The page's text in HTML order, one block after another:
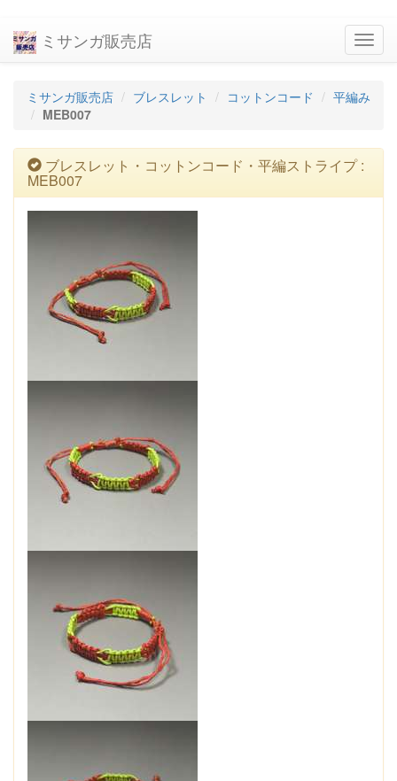
ミサンガ販売店
ミサンガ販売店 ブレスレット コットンコード
平編み
MEB007
ブレスレット・コットンコード・平編ストライプ :
MEB007